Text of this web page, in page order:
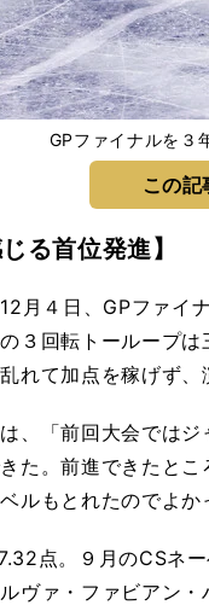
GPファイナルを３
この
る首位発進】
月４日、GPファイ
３回転トーループ
れて加点を稼げず、
、「前回大会ではジ
た。前進できたと
ルもとれたのでよか
点。９月のCSネ
ヴァ・ファビアン